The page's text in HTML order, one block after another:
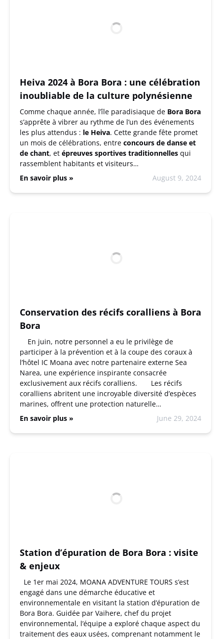
Heiva 2024 à Bora Bora : une célébration
inoubliable de la culture polynésienne
Comme chaque année, l’île paradisiaque de Bora Bora
s’apprête à vibrer au rythme de l’un des événements
les plus attendus : le Heiva. Cette grande fête promet
un mois de célébrations, entre concours de danse et
de chant, et épreuves sportives traditionnelles qui
rassemblent habitants et visiteurs…
En savoir plus »
August 9, 2024
Conservation des récifs coralliens à Bora
Bora
En juin, notre personnel a eu le privilège de
participer à la prévention et à la coupe des coraux à
l’hôtel IC Moana avec notre partenaire externe Sea
Narea, une expérience inspirante consacrée
exclusivement aux récifs coralliens. Les récifs
coralliens abritent une incroyable diversité d’espèces
marines, offrent une protection naturelle…
En savoir plus »
June 29, 2024
Station d’épuration de Bora Bora : visite
& enjeux
Le 1er mai 2024, MOANA ADVENTURE TOURS s’est
engagé dans une démarche éducative et
environnementale en visitant la station d’épuration de
Bora Bora. Guidée par Vaihere, chef du projet
environnemental, l’équipe a exploré chaque aspect du
traitement des eaux usées, comprenant notamment le